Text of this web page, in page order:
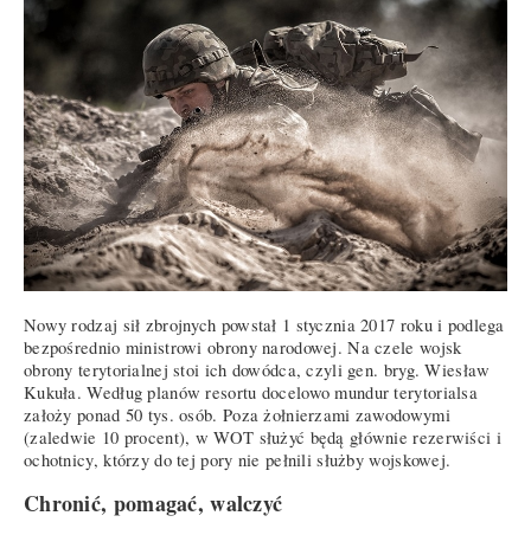
Nowy rodzaj sił zbrojnych powstał 1 stycznia 2017 roku i podlega
bezpośrednio ministrowi obrony narodowej. Na czele wojsk
obrony terytorialnej stoi ich dowódca, czyli gen. bryg. Wiesław
Kukuła. Według planów resortu docelowo mundur terytorialsa
założy ponad 50 tys. osób. Poza żołnierzami zawodowymi
(zaledwie 10 procent), w WOT służyć będą głównie rezerwiści i
ochotnicy, którzy do tej pory nie pełnili służby wojskowej.
Chronić, pomagać, walczyć